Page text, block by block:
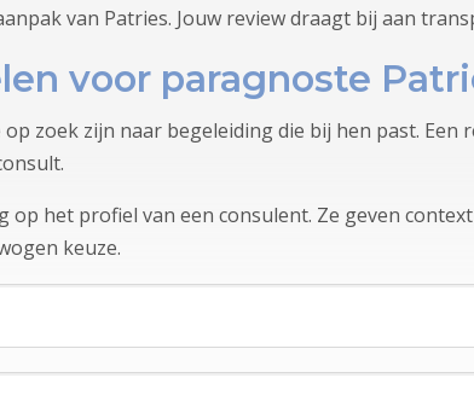
van Patries. Jouw review draagt bij aan
voor paragnoste
zoek zijn naar begeleiding die bij hen past.
op het profiel van een consulent. Ze geven
keuze.